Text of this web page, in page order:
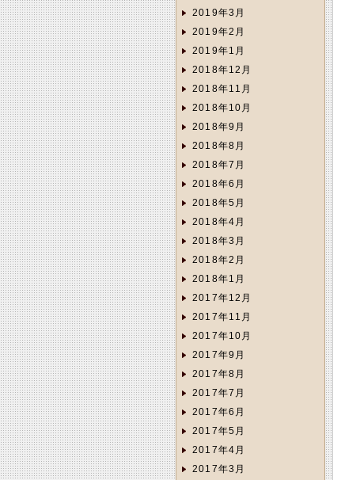
2019年3月
2019年2月
2019年1月
2018年12月
2018年11月
2018年10月
2018年9月
2018年8月
2018年7月
2018年6月
2018年5月
2018年4月
2018年3月
2018年2月
2018年1月
2017年12月
2017年11月
2017年10月
2017年9月
2017年8月
2017年7月
2017年6月
2017年5月
2017年4月
2017年3月